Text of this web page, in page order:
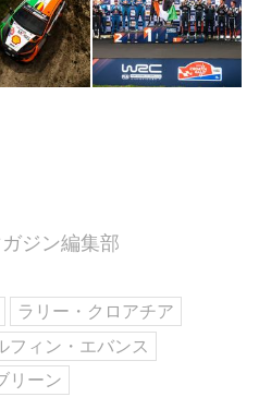
ジン編集部
ラリー・クロアチア
フィン・エバンス
リーン